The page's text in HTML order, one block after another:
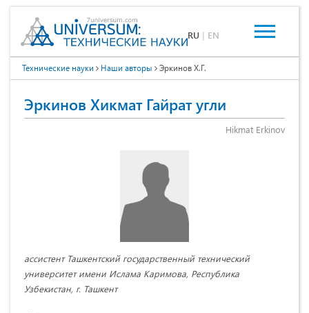
RU | EN
Технические науки Наши авторы Эркинов Х.Г.
Эркинов Хикмат Гайрат угли
Hikmat Erkinov
ассистент Ташкентский государственный технический
университет имени Ислама Каримова, Республика
Узбекистан, г. Ташкент